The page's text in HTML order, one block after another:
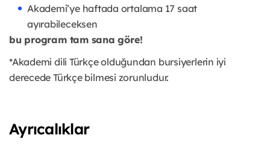
Akademi’ye haftada ortalama 17 saat
ayırabileceksen
bu program tam sana göre!
*Akademi dili Türkçe olduğundan bursiyerlerin iyi
derecede Türkçe bilmesi zorunludur.
Ayrıcalıklar